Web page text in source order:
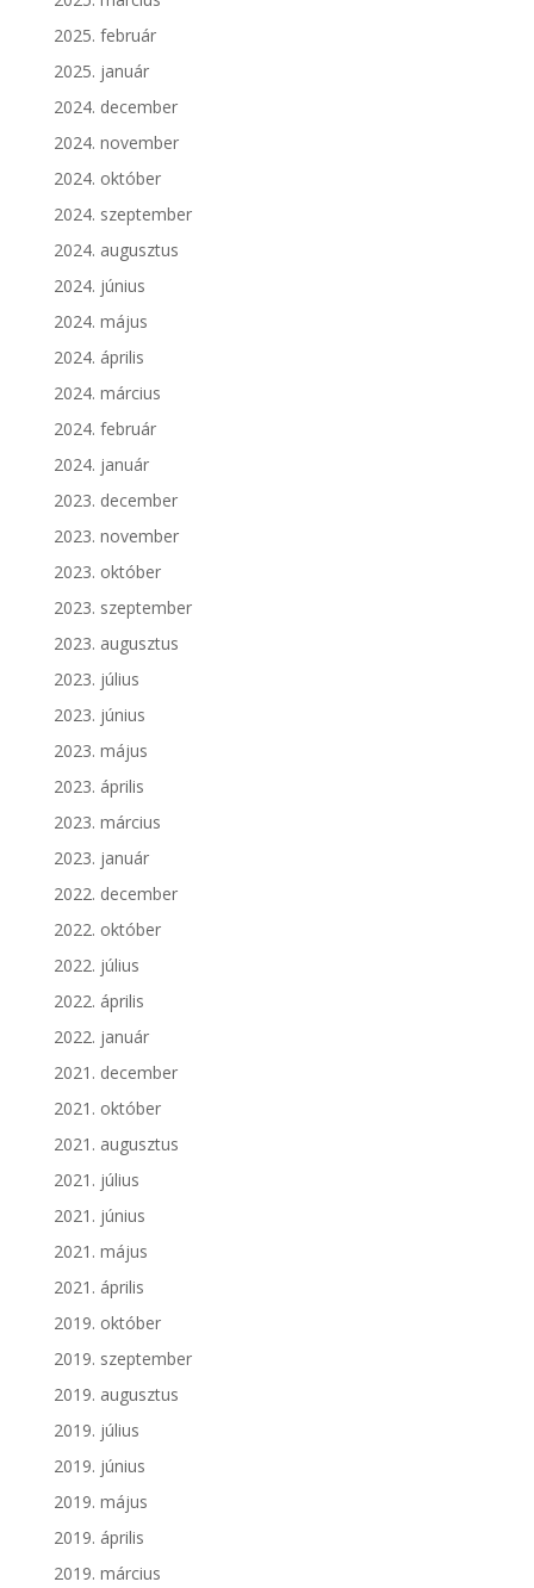
2025. február
2025. január
2024. december
2024. november
2024. október
2024. szeptember
2024. augusztus
2024. június
2024. május
2024. április
2024. március
2024. február
2024. január
2023. december
2023. november
2023. október
2023. szeptember
2023. augusztus
2023. július
2023. június
2023. május
2023. április
2023. március
2023. január
2022. december
2022. október
2022. július
2022. április
2022. január
2021. december
2021. október
2021. augusztus
2021. július
2021. június
2021. május
2021. április
2019. október
2019. szeptember
2019. augusztus
2019. július
2019. június
2019. május
2019. április
2019. március